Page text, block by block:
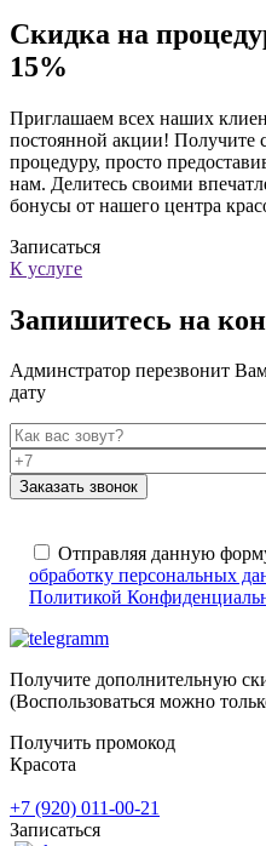
Скидка на
15%
Приглашаем всех наших
постоянной акции! Получите
процедуру, просто
нам. Делитесь своими
бонусы от нашего центра
Записаться
К услуге
Запишитесь на
Админстратор перезвонит
дату
Отправляя данную
обработку персональных
Политикой
Получите дополнительную
(Воспользоваться можно
Получить промокод
Красота
+7 (920) 011-00-21
Записаться